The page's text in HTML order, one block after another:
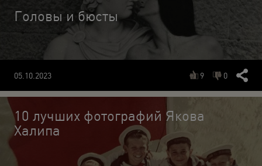
Головы и бюсты
05.10.2023 9 0
10 лучших фотографий Якова
Халипа